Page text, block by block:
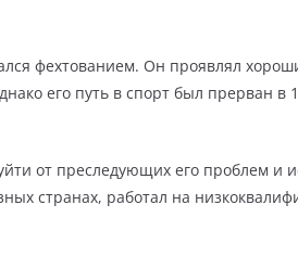
фехтованием. Он проявлял
его путь в спорт был прерван в
от преследующих его проблем и
странах, работал на